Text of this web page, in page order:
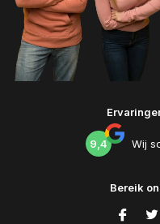
9,4 Wij
Bereik